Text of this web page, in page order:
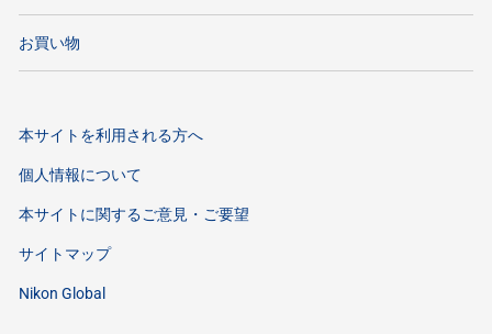
お買い物
本サイトを利用される方へ
個人情報について
本サイトに関するご意見・ご要望
サイトマップ
Nikon Global